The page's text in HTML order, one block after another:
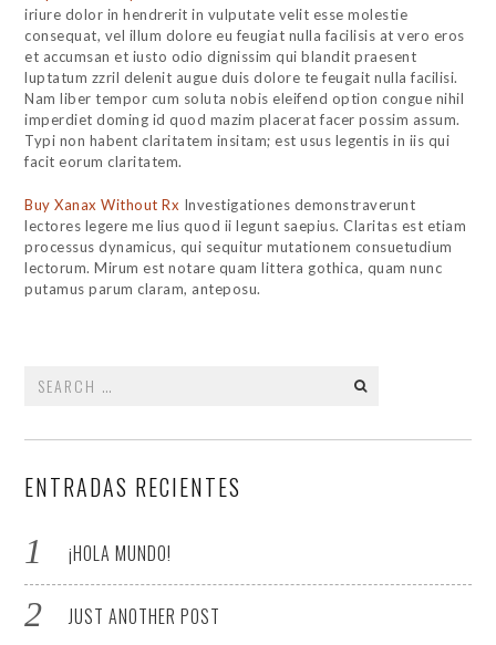
iriure dolor in hendrerit in vulputate velit esse molestie
consequat, vel illum dolore eu feugiat nulla facilisis at vero eros
et accumsan et iusto odio dignissim qui blandit praesent
luptatum zzril delenit augue duis dolore te feugait nulla facilisi.
Nam liber tempor cum soluta nobis eleifend option congue nihil
imperdiet doming id quod mazim placerat facer possim assum.
Typi non habent claritatem insitam; est usus legentis in iis qui
facit eorum claritatem.
Buy Xanax Without Rx Investigationes demonstraverunt
lectores legere me lius quod ii legunt saepius. Claritas est etiam
processus dynamicus, qui sequitur mutationem consuetudium
lectorum. Mirum est notare quam littera gothica, quam nunc
putamus parum claram, anteposu.
for:
ENTRADAS RECIENTES
¡HOLA MUNDO!
JUST ANOTHER POST